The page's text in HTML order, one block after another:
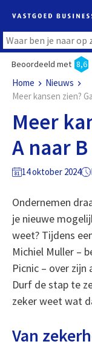
Beoordeeld met 8,6
Home
Nieuws
Meer kansen zien?
Meer
A naar
14 oktober 2024
Ondernemen
je nieuwe
weet? Tijdens
Michiel Muller –
Picnic – over zijn
Durf de stap te
zeker weet wat
Van